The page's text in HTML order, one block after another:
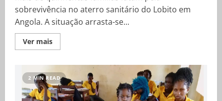
sobrevivência no aterro sanitário do Lobito em
Angola. A situação arrasta-se...
Ver mais
2 MIN READ